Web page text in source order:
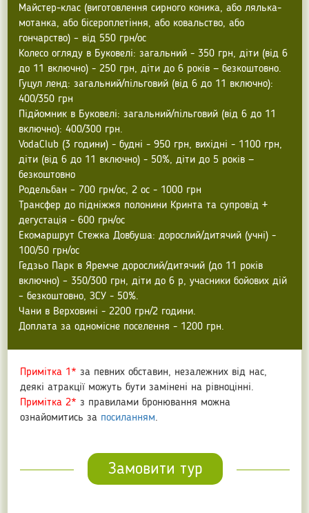
Майстер-клас (виготовлення сирного коника, або лялька-
мотанка, або бісероплетіння, або ковальство, або
гончарство) – від 550 грн/ос
Колесо огляду в Буковелі: загальний - 350 грн, діти (від 6
до 11 включно) - 250 грн, діти до 6 років — безкоштовно.
Гуцул ленд: загальний/пільговий (від 6 до 11 включно):
400/350 грн
Підйомник в Буковелі: загальний/пільговий (від 6 до 11
включно): 400/300 грн.
VodaClub (3 години) - будні - 950 грн, вихідні - 1100 грн,
діти (від 6 до 11 включно) - 50%, діти до 5 років —
безкоштовно
Родельбан – 700 грн/ос, 2 ос - 1000 грн
Трансфер до підніжжя полонини Кринта та супровід +
дегустація - 600 грн/ос
Екомаршрут Стежка Довбуша: дорослий/дитячий (учні) -
100/50 грн/ос
Гедзьо Парк в Яремче дорослий/дитячий (до 11 років
включно) – 350/300 грн, діти до 6 р, учасники бойових дій
– безкоштовно, ЗСУ - 50%.
Чани в Верховині - 2200 грн/2 години.
Доплата за одномісне поселення - 1200 грн.
Примітка 1* за певних обставин, незалежних від нас,
деякі атракції можуть бути замінені на рівноцінні.
Примітка 2* з правилами бронювання можна
ознайомитись за посиланням.
Замовити тур